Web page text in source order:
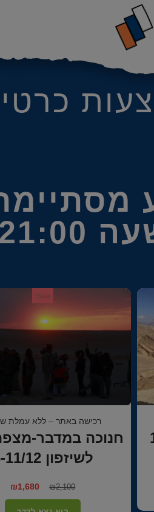
Sale!
רכישה באתר – ללא עמלת
נחל תמר למצפה
29/11-4/12
₪
₪